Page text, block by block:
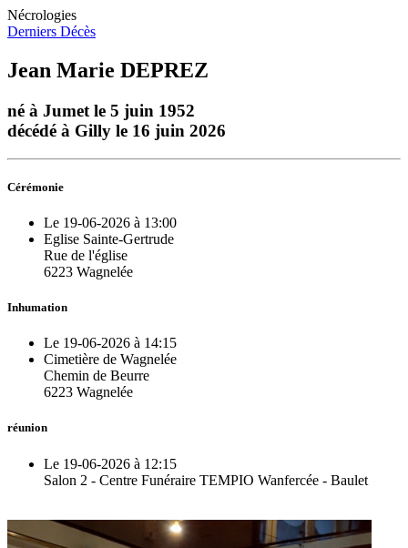
Nécrologies
Derniers Décès
Jean Marie DEPREZ
né à Jumet le 5 juin 1952
décédé à Gilly le 16 juin 2026
Cérémonie
Le 19-06-2026 à 13:00
Eglise Sainte-Gertrude
Rue de l'église
6223 Wagnelée
Inhumation
Le 19-06-2026 à 14:15
Cimetière de Wagnelée
Chemin de Beurre
6223 Wagnelée
réunion
Le 19-06-2026 à 12:15
Salon 2 - Centre Funéraire TEMPIO Wanfercée - Baulet